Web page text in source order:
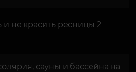
и не красить ресницы 2
сауны и бассейна на